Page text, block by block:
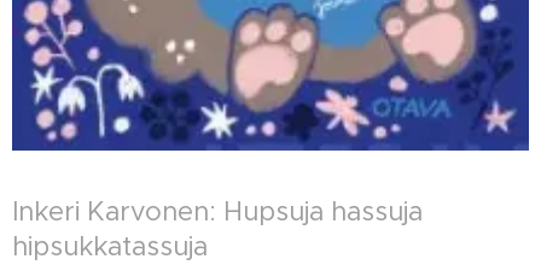
Inkeri Karvonen: Hupsuja hassuja
hipsukkatassuja